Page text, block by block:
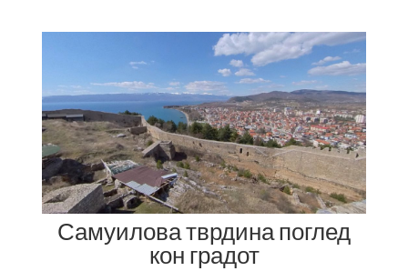
Самуилова тврдина поглед
кон градот